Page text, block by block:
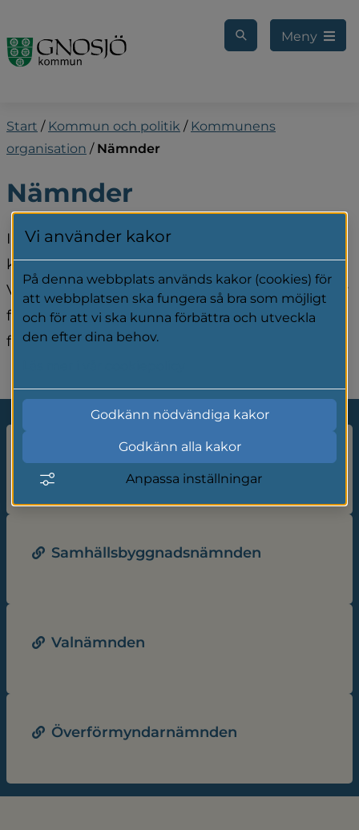
Meny
Start / Kommun och politik / Kommunens
organisation / Nämnder
Nämnder
I den politiska organisationen finns, förutom
kommunstyrelsen, fyra nämnder och utskott.
Varje nämnd och utskott har ansvar för ett eller
flera verksamhetsområden med tillhörande
förvaltningar.
Räddningsnämnden
Samhällsbyggnadsnämnden
Valnämnden
Överförmyndarnämnden
Vi använder kakor
På denna webbplats används kakor (cookies) för
att webbplatsen ska fungera så bra som möjligt
och för att vi ska kunna förbättra och utveckla
den efter dina behov.
Godkänn nödvändiga kakor
Godkänn alla kakor
Anpassa inställningar